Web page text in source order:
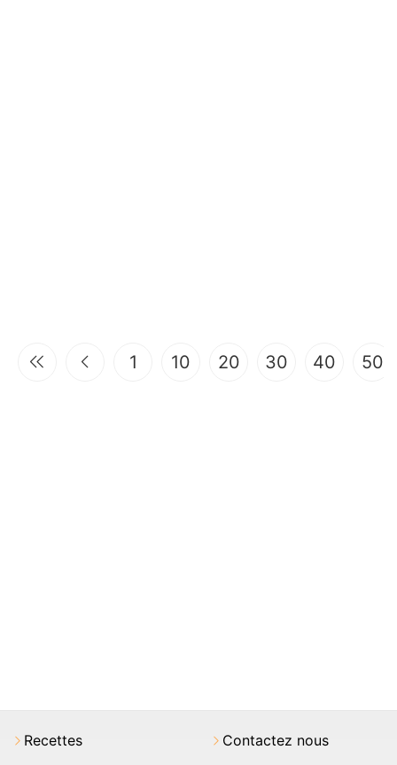
1 10 20 30 40 50
Recettes
Contactez nous